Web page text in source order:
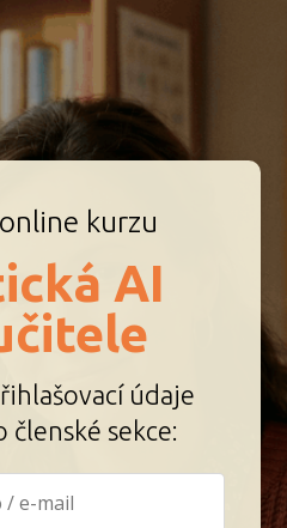
kurzu
AI
údaje
členské sekce: